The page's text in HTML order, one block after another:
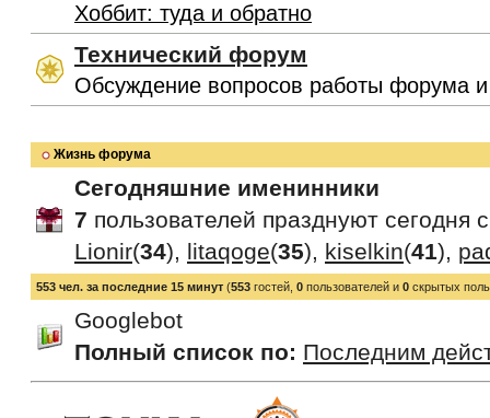
Хоббит: туда и обратно
Технический форум
Обсуждение вопросов работы форума и
Жизнь форума
Сегодняшние именинники
7 пользователей празднуют сегодня
Lionir(34), litaqoge(35), kiselkin(41),
553 чел. за последние 15 минут (553 гостей, 0 пользователей и 0 скрытых
Googlebot
Полный список по: Последним